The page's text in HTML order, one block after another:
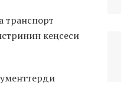
транспорт
кеңсеси